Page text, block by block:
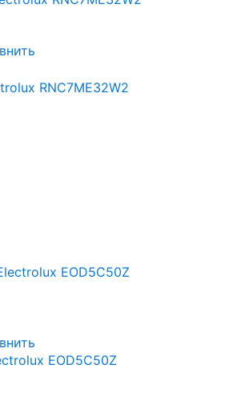
RNC7ME32W2
EOD5C50Z